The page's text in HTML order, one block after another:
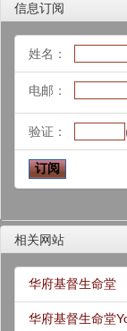
信息订阅
姓名：
电邮：
验证：
相关网站
华府基督生命堂
华府基督生命堂